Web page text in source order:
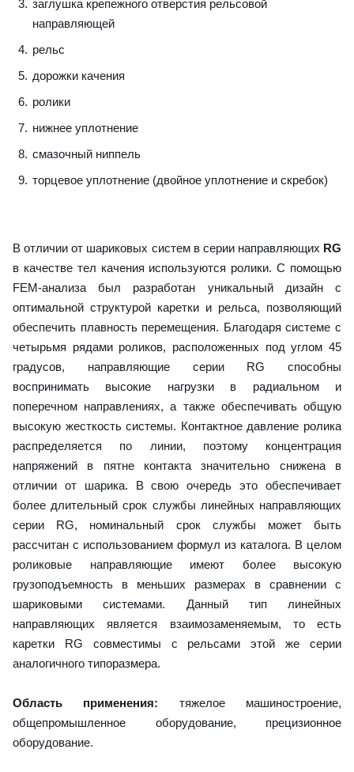
заглушка крепежного отверстия рельсовой
направляющей
рельс
дорожки качения
ролики
нижнее уплотнение
смазочный ниппель
торцевое уплотнение (двойное уплотнение и скребок)
В отличии от шариковых систем в серии направляющих RG
в качестве тел качения используются ролики. С помощью
FEM-анализа был разработан уникальный дизайн с
оптимальной структурой каретки и рельса, позволяющий
обеспечить плавность перемещения. Благодаря системе с
четырьмя рядами роликов, расположенных под углом 45
градусов, направляющие серии RG способны
воспринимать высокие нагрузки в радиальном и
поперечном направлениях, а также обеспечивать общую
высокую жесткость системы. Контактное давление ролика
распределяется по линии, поэтому концентрация
напряжений в пятне контакта значительно снижена в
отличии от шарика. В свою очередь это обеспечивает
более длительный срок службы линейных направляющих
серии RG, номинальный срок службы может быть
рассчитан с использованием формул из каталога. В целом
роликовые направляющие имеют более высокую
грузоподъемность в меньших размерах в сравнении с
шариковыми системами. Данный тип линейных
направляющих является взаимозаменяемым, то есть
каретки RG совместимы с рельсами этой же серии
аналогичного типоразмера.
Область применения: тяжелое машиностроение,
общепромышленное оборудование, прецизионное
оборудование.